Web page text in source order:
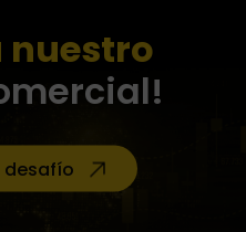
nuestro
desafío